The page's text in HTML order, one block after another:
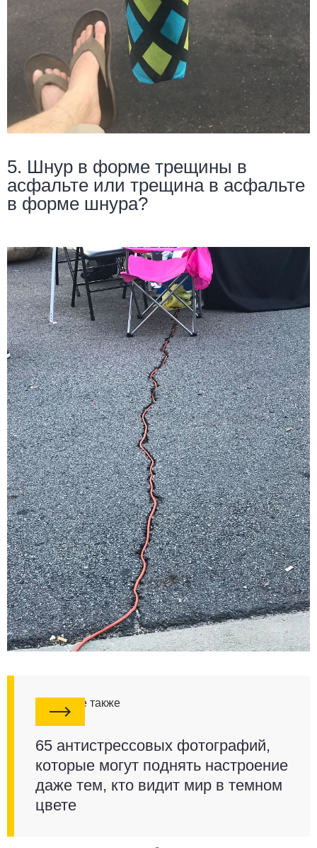
5. Шнур в форме трещины в
асфальте или трещина в асфальте
в форме шнура?
Смотрите также
65 антистрессовых фотографий,
которые могут поднять настроение
даже тем, кто видит мир в темном
цвете